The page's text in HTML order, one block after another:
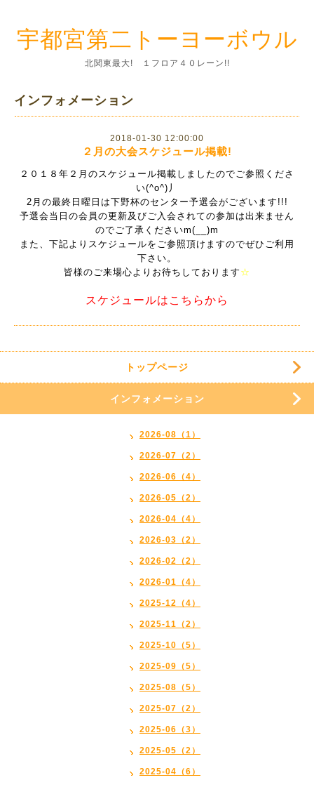
宇都宮第二トーヨーボウル
北関東最大! １フロア４０レーン!!
インフォメーション
2018-01-30 12:00:00
２月の大会スケジュール掲載!
２０１８年２月のスケジュール掲載しましたのでご参照くださ
い(^o^)丿
2月の最終日曜日は下野杯のセンター予選会がございます!!!
予選会当日の会員の更新及びご入会されての参加は出来ません
のでご了承くださいm(__)m
また、下記よりスケジュールをご参照頂けますのでぜひご利用
下さい。
皆様のご来場心よりお待ちしております ☆
スケジュールはこちらから
トップページ
インフォメーション
2026-08（1）
2026-07（2）
2026-06（4）
2026-05（2）
2026-04（4）
2026-03（2）
2026-02（2）
2026-01（4）
2025-12（4）
2025-11（2）
2025-10（5）
2025-09（5）
2025-08（5）
2025-07（2）
2025-06（3）
2025-05（2）
2025-04（6）